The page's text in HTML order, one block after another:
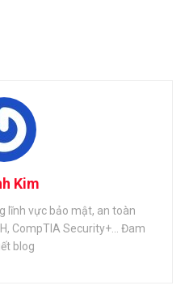
Kim
lĩnh vực bảo mật, an toàn
CompTIA Security+... Đam
blog